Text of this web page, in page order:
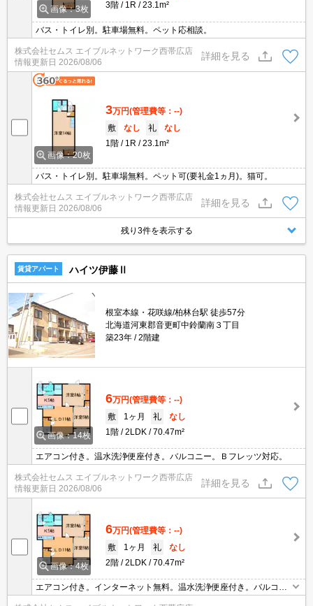
画像：3枚
3階
1R 23.1m²
バス・トイレ別。駐車場無料。ペット応相談。
株式会社セムス エイブルネットワーク西帯広店
情報更新日 2026/08/06
詳細を見る
画像：20枚
3万円(管理費等：--)
敷
なし 礼
なし
1階
1R 23.1m²
バス・トイレ別。駐車場無料。ペット可(要礼金1ヵ月)。猫可。
株式会社セムス エイブルネットワーク西帯広店
情報更新日 2026/08/06
詳細を見る
残り3件を表示する
賃貸アパート ハイツ伊藤Ⅱ
根室本線・花咲線/柏林台駅 徒歩57分
北海道河東郡音更町中鈴蘭南３丁目
築23年
2階建
画像：14枚
6万円(管理費等：--)
敷
1ヶ月 礼
なし
1階
2LDK 70.47m²
エアコン付き。温水洗浄便座付き。バルコニー。Ｂフレッツ対応。
株式会社セムス エイブルネットワーク西帯広店
情報更新日 2026/08/06
詳細を見る
画像：4枚
6万円(管理費等：--)
敷
1ヶ月 礼
なし
2階
2LDK 70.47m²
エアコン付き。インターネット無料。温水洗浄便座付き。バルコニ
ー。